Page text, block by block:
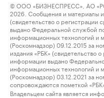
© ООО «БИЗНЕСПРЕСС», АО
2026. Сообщения и материалы
(свидетельство о регистрации
выдано Федеральной службой
информационных технологий и
(Роскомнадзор) 09.12.2015 за
издания «РБК» (свидетельство
информации выдано
информационных технологий и
(Роскомнадзор) 03.12.2021 за
сопровождаются пометкой
Владельцем сайта является